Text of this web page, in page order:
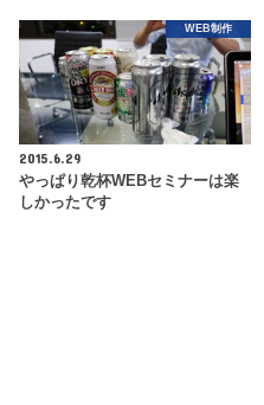
WEB制作
2015.6.29
やっぱり乾杯WEBセミナーは楽
しかったです